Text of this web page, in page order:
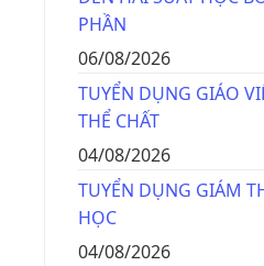
PHẦN
06/08/2026
TUYỂN DỤNG GIÁO
THỂ CHẤT
04/08/2026
TUYỂN DỤNG GIÁM
HỌC
04/08/2026